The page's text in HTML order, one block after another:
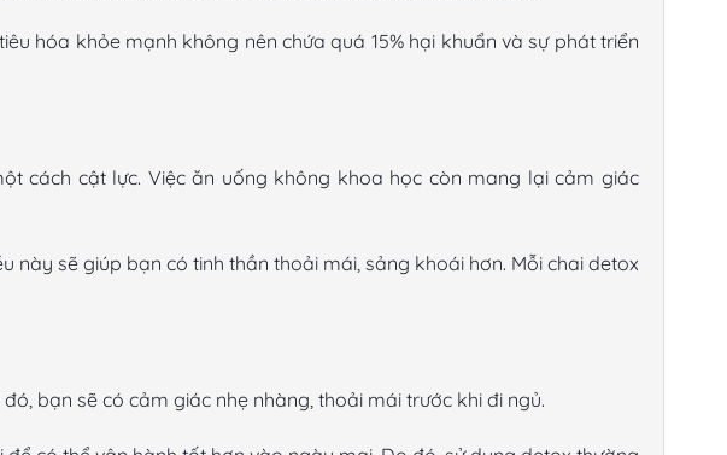
hóa khỏe mạnh không nên chứa quá 15% hại khuẩn và sự phát triển
cách cật lực. Việc ăn uống không khoa học còn mang lại cảm giác
này sẽ giúp bạn có tinh thần thoải mái, sảng khoái hơn. Mỗi chai detox
bạn sẽ có cảm giác nhẹ nhàng, thoải mái trước khi đi ngủ.